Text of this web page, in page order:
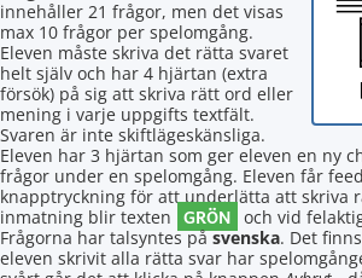
innehåller 21 frågor, men det visas
max 10 frågor per spelomgång.
Eleven måste skriva det rätta svaret
helt själv och har 4 hjärtan (extra
försök) på sig att skriva rätt ord eller
mening i varje uppgifts textfält.
Svaren är inte skiftlägeskänsliga.
Eleven har 3 hjärtan som ger eleven en ny
frågor under en spelomgång. Eleven får
knapptryckning för att underlätta att skriva
inmatning blir texten GRÖN och vid
Frågorna har talsyntes påsvenska. Det
eleven skrivit alla rätta svar har